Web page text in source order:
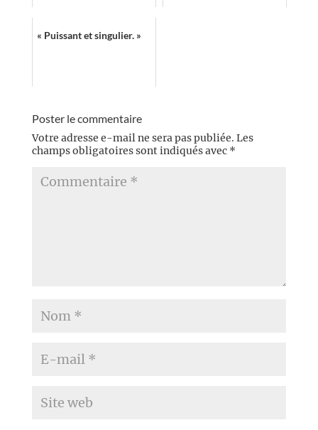
« Puissant et singulier. »
Poster le commentaire
Votre adresse e-mail ne sera pas publiée. Les
champs obligatoires sont indiqués avec *